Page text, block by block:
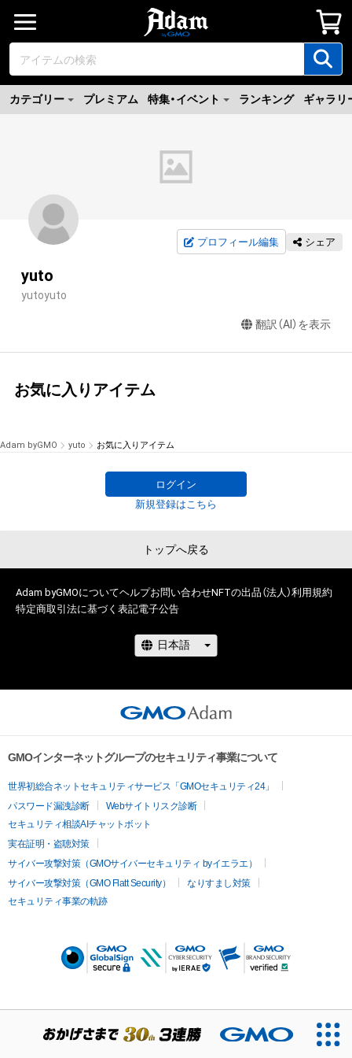
カテゴリー プレミアム 特集・イベント ランキング ギャラリ
プロフィール編集 シェア
yuto
yutoyuto
翻訳（AI）を表示
お気に入りアイテム
Adam byGMO yuto お気に入りアイテム
ログイン
新規登録はこちら
トップへ戻る
Adam byGMOについてヘルプお問い合わせNFTの出品（法人）利用規約
特定商取引法に基づく表記電子公告
GMOインターネットグループのセキュリティ事業について
世界初総合ネットセキュリティサービス「GMOセキュリティ24」
パスワード漏洩診断
Webサイトリスク診断
セキュリティ相談AIチャットボット
実在証明・盗聴対策
サイバー攻撃対策（GMOサイバーセキュリティ byイエラエ）
サイバー攻撃対策（GMO Flatt Security）
なりすまし対策
セキュリティ事業の軌跡